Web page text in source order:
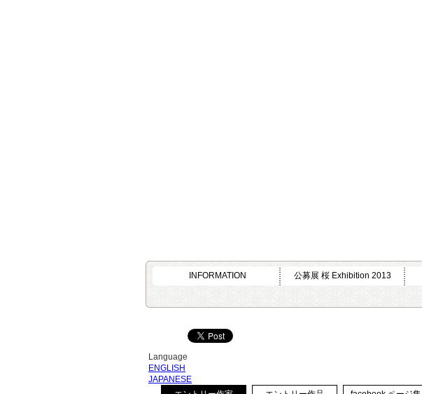
INFORMATION 公募展 桜 Exhibition 2013
Language
ENGLISH
JAPANESE